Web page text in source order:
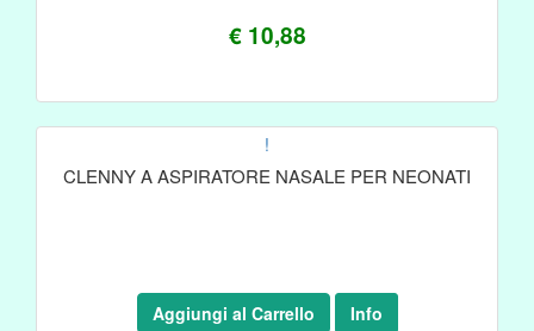
€ 10,88
!
CLENNY A ASPIRATORE NASALE PER NEONATI
Aggiungi al Carrello Info